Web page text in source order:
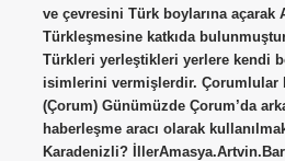
ve çevresini Türk boylarına açarak
Türkleşmesine katkıda
Türkleri yerleştikleri yerlere kendi
isimlerini vermişlerdir. Çorumlular
(Çorum) Günümüzde Çorum’da
haberleşme aracı olarak
Karadenizli?